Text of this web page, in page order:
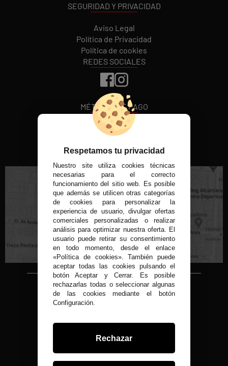
SEGURIDAD Y PRIVACIDAD
Aviso Legal
Política de Privacidad
Política de cookies
REDES SOCIALES
MÉTODOS DE PAGO
VISITA NUESTRA TIENDA FÍSICA
C/ Conde de Peñalver, 22 MADRID
Copyright © 2015-2026
Condor 1935.
Todos nuestros precios son IVA Incluido
Desarrollado por
Respetamos tu privacidad
Nuestro site utiliza cookies técnicas
necesarias para el correcto
funcionamiento del sitio web. Es posible
que además se utilicen otras categorías
de cookies para personalizar la
experiencia de usuario, divulgar ofertas
comerciales personalizadas o realizar
análisis para optimizar nuestra oferta. El
usuario puede retirar su consentimiento
en todo momento, desde el enlace
«Política de cookies». También puede
aceptar todas las cookies pulsando el
botón Aceptar y Cerrar. Es posible
rechazarlas todas o seleccionar algunas
de las cookies mediante el botón
Configuración.
Rechazar